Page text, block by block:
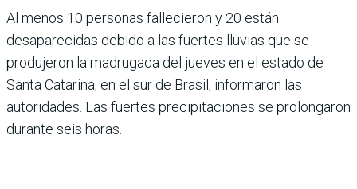
Al menos 10 personas fallecieron y 20 están
desaparecidas debido a las fuertes lluvias que se
produjeron la madrugada del jueves en el estado de
Santa Catarina, en el sur de Brasil, informaron las
autoridades. Las fuertes precipitaciones se prolongaron
durante seis horas.